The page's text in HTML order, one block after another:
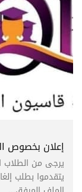
إعلان بخصوص
يرجى من الطلاب
يتقدموا بطلب